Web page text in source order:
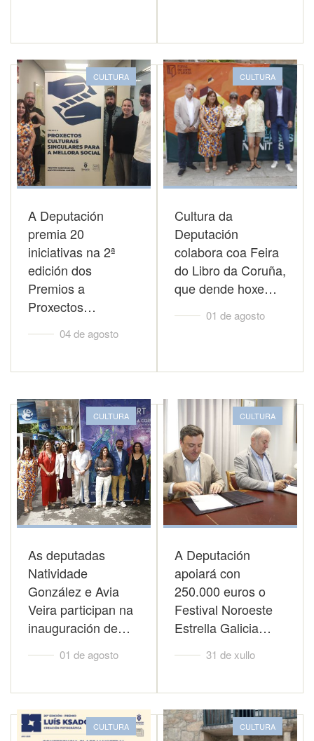
CULTURA
A Deputación
premia 20
iniciativas na 2ª
edición dos
Premios a
Proxectos…
04 de agosto
CULTURA
Cultura da
Deputación
colabora coa Feira
do Libro da Coruña,
que dende hoxe…
01 de agosto
CULTURA
As deputadas
Natividade
González e Avia
Veira participan na
inauguración de…
01 de agosto
CULTURA
A Deputación
apoiará con
250.000 euros o
Festival Noroeste
Estrella Galicia…
31 de xullo
CULTURA CULTURA